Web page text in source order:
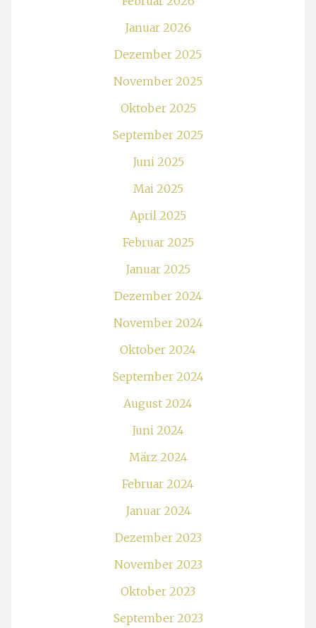
Januar 2026
Dezember 2025
November 2025
Oktober 2025
September 2025
Juni 2025
Mai 2025
April 2025
Februar 2025
Januar 2025
Dezember 2024
November 2024
Oktober 2024
September 2024
August 2024
Juni 2024
März 2024
Februar 2024
Januar 2024
Dezember 2023
November 2023
Oktober 2023
September 2023